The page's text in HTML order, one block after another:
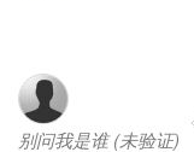
别问我是谁 (未验证)